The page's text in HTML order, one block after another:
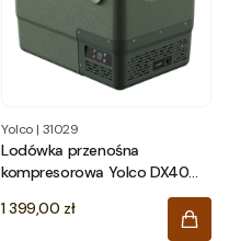
Yolco | 31029
Lodówka przenośna
kompresorowa Yolco DX40
Cena
1 399,00 zł